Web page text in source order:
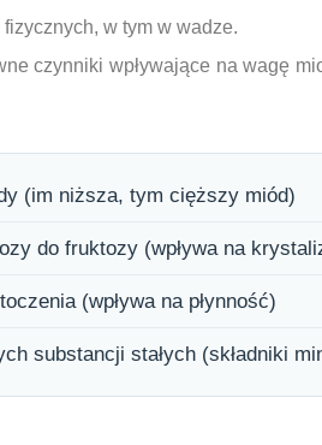
w tym w wadze.
czynniki wpływające na wagę
(im niższa, tym cięższy miód)
do fruktozy (wpływa na
(wpływa na płynność)
substancji stałych (składniki